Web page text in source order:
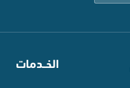
الخــدمات